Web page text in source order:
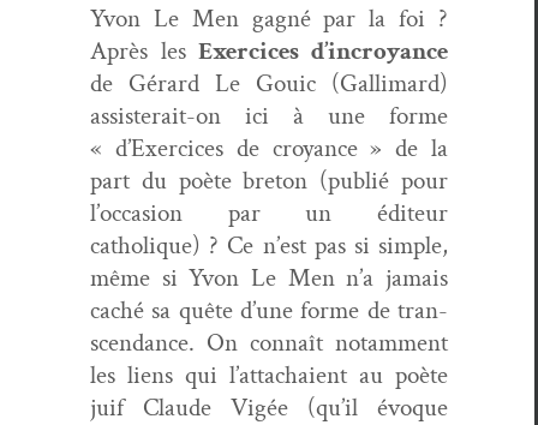
Yvon Le Men gag­né par la foi ?
Après lesExer­ci­ces d’incroyance
de Gérard Le Gouic (Gal­li­mard)
assis­terait-on ici à une forme
« d’Exercices de croy­ance » de la
part du poète bre­ton (pub­lié pour
l’occasion par un édi­teur
catholique) ? Ce n’est pas si sim­ple,
même si Yvon Le Men n’a jamais
caché sa quête d’une forme de tran­
scen­dance. On con­naît notam­ment
les liens qui l’attachaient au poète
juif Claude Vigée (qu’il évoque